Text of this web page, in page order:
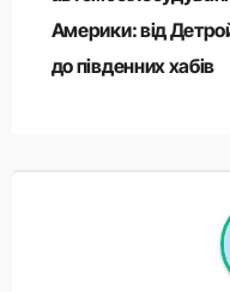
Америки: від
до південних хабів